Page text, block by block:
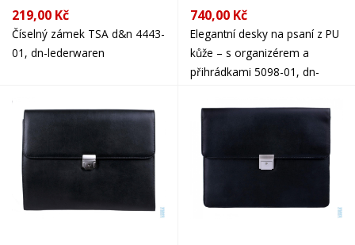
219,00 Kč
Číselný zámek TSA d&n 4443-
01, dn-lederwaren
740,00 Kč
Elegantní desky na psaní z PU
kůže – s organizérem a
přihrádkami 5098-01, dn-